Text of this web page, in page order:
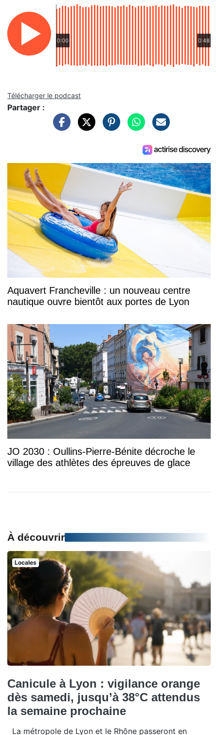
0:00 0:48
Télécharger le podcast
Partager :
Aquavert Francheville : un nouveau centre
nautique ouvre bientôt aux portes de Lyon
JO 2030 : Oullins-Pierre-Bénite décroche le
village des athlètes des épreuves de glace
À découvrir
Locales
Canicule à Lyon : vigilance orange
dès samedi, jusqu’à 38°C attendus
la semaine prochaine
La métropole de Lyon et le Rhône passeront en